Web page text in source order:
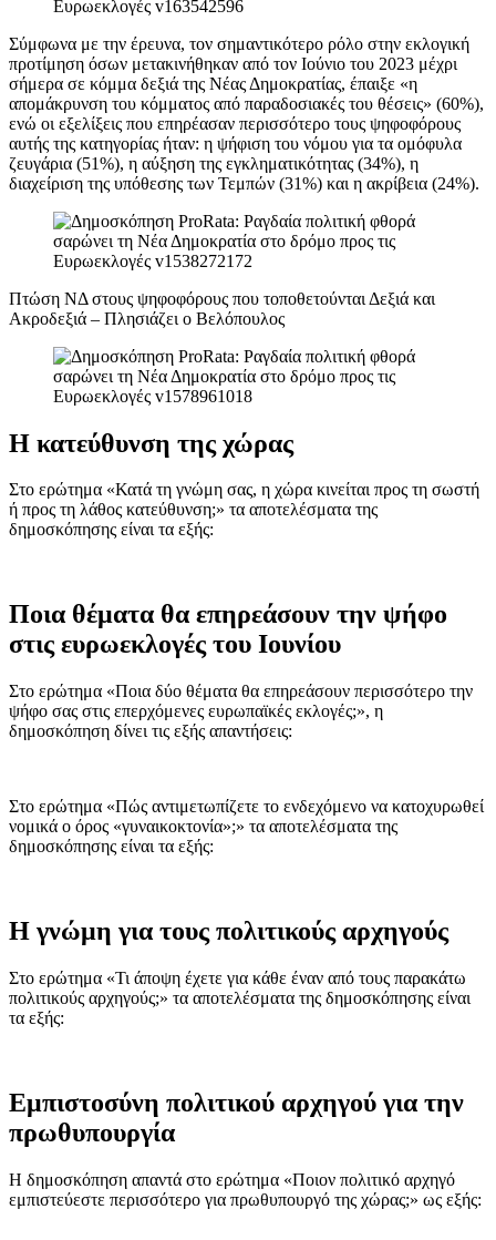
Σύμφωνα με την έρευνα, τον σημαντικότερο ρόλο στην εκλογική
προτίμηση όσων μετακινήθηκαν από τον Ιούνιο του 2023 μέχρι
σήμερα σε κόμμα δεξιά της Νέας Δημοκρατίας, έπαιξε «η
απομάκρυνση του κόμματος από παραδοσιακές του θέσεις» (60%),
ενώ οι εξελίξεις που επηρέασαν περισσότερο τους ψηφοφόρους
αυτής της κατηγορίας ήταν: η ψήφιση του νόμου για τα ομόφυλα
ζευγάρια (51%), η αύξηση της εγκληματικότητας (34%), η
διαχείριση της υπόθεσης των Τεμπών (31%) και η ακρίβεια (24%).
Πτώση ΝΔ στους ψηφοφόρους που τοποθετούνται Δεξιά και
Ακροδεξιά – Πλησιάζει ο Βελόπουλος
Η κατεύθυνση της χώρας
Στο ερώτημα «Κατά τη γνώμη σας, η χώρα κινείται προς τη σωστή
ή προς τη λάθος κατεύθυνση;» τα αποτελέσματα της
δημοσκόπησης είναι τα εξής:
Ποια θέματα θα επηρεάσουν την ψήφο
στις ευρωεκλογές του Ιουνίου
Στο ερώτημα «Ποια δύο θέματα θα επηρεάσουν περισσότερο την
ψήφο σας στις επερχόμενες ευρωπαϊκές εκλογές;», η
δημοσκόπηση δίνει τις εξής απαντήσεις:
Στο ερώτημα «Πώς αντιμετωπίζετε το ενδεχόμενο να κατοχυρωθεί
νομικά ο όρος «γυναικοκτονία»;» τα αποτελέσματα της
δημοσκόπησης είναι τα εξής:
Η γνώμη για τους πολιτικούς αρχηγούς
Στο ερώτημα «Τι άποψη έχετε για κάθε έναν από τους παρακάτω
πολιτικούς αρχηγούς;» τα αποτελέσματα της δημοσκόπησης είναι
τα εξής:
Εμπιστοσύνη πολιτικού αρχηγού για την
πρωθυπουργία
Η δημοσκόπηση απαντά στο ερώτημα «Ποιον πολιτικό αρχηγό
εμπιστεύεστε περισσότερο για πρωθυπουργό της χώρας;» ως εξής: